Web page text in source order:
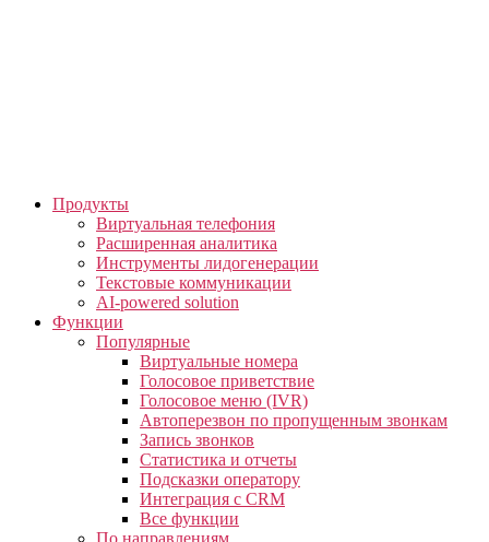
Продукты
Виртуальная телефония
Расширенная аналитика
Инструменты лидогенерации
Текстовые коммуникации
AI-powered solution
Функции
Популярные
Виртуальные номера
Голосовое приветствие
Голосовое меню (IVR)
Автоперезвон по пропущенным звонкам
Запись звонков
Статистика и отчеты
Подсказки оператору
Интеграция с CRM
Все функции
По направлениям